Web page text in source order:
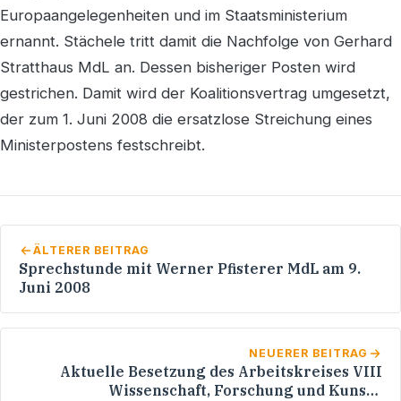
Europaangelegenheiten und im Staatsministerium
ernannt. Stächele tritt damit die Nachfolge von Gerhard
Stratthaus MdL an. Dessen bisheriger Posten wird
gestrichen. Damit wird der Koalitionsvertrag umgesetzt,
der zum 1. Juni 2008 die ersatzlose Streichung eines
Ministerpostens festschreibt.
ÄLTERER BEITRAG
Sprechstunde mit Werner Pfisterer MdL am 9.
Juni 2008
NEUERER BEITRAG
Aktuelle Besetzung des Arbeitskreises VIII
Wissenschaft, Forschung und Kunst -